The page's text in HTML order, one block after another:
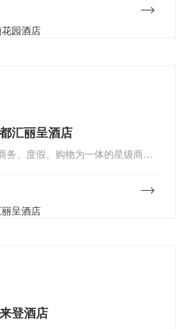
汇丽呈酒店
务、度假、购物为一体的星级商务
客房舒适、豪华，各类风味餐饮、
应俱全，设施先进...
登酒店